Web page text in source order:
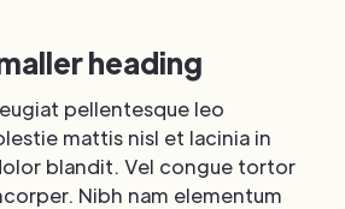
heading
pellentesque leo
mattis nisl et lacinia in
blandit. Vel congue tortor
Nibh nam elementum